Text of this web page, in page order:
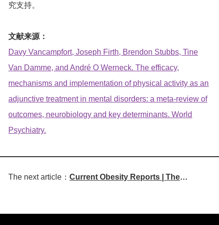
究支持。
文献来源：
Davy Vancampfort, Joseph Firth, Brendon Stubbs, Tine
Van Damme, and André O Werneck. The efficacy,
mechanisms and implementation of physical activity as an
adjunctive treatment in mental disorders: a meta‐review of
outcomes, neurobiology and key determinants. World
Psychiatry.
The next article：Current Obesity Reports | The